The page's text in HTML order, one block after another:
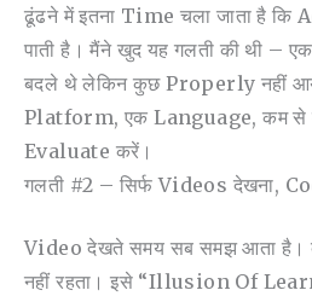
ढूंढने में इतना Time चला जाता है
पाती है। मैंने खुद यह गलती की थी –
बदले थे लेकिन कुछ Properly नहीं
Platform, एक Language, कम से
Evaluate करें।
गलती #2 – सिर्फ Videos देखना,
Video देखते समय सब समझ आता है।
नहीं रहता। इसे “illusion Of